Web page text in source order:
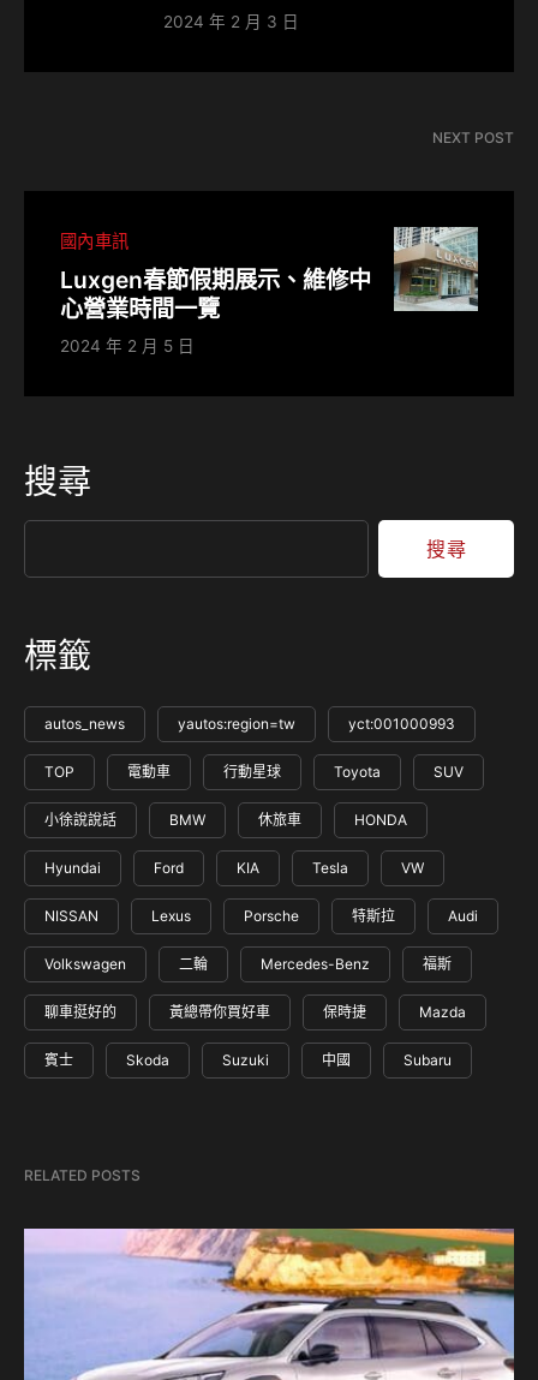
2024 年 2 月 3 日
NEXT POST
國內車訊
Luxgen春節假期展示、維修中
心營業時間一覽
2024 年 2 月 5 日
搜尋
搜尋
標籤
autos_news yautos:region=tw yct:001000993
TOP 電動車 行動星球 Toyota SUV
小徐說說話 BMW 休旅車 HONDA
Hyundai Ford KIA Tesla VW
NISSAN Lexus Porsche 特斯拉 Audi
Volkswagen 二輪 Mercedes-Benz 福斯
聊車挺好的 黃總帶你買好車 保時捷 Mazda
賓士 Skoda Suzuki 中國 Subaru
RELATED POSTS